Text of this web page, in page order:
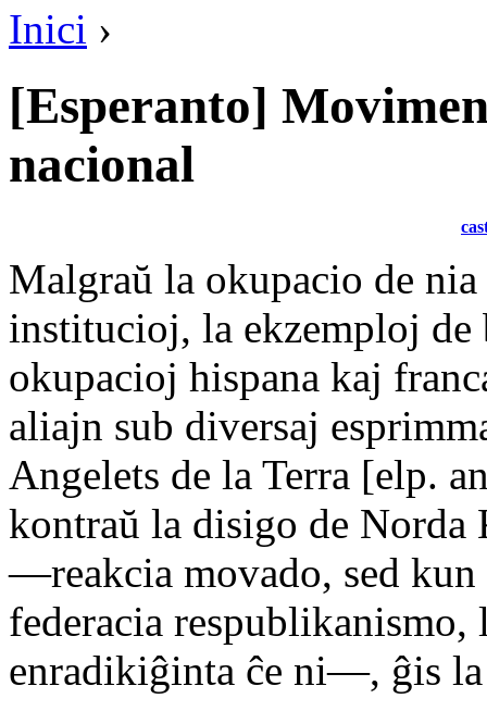
Inici ›
[Esperanto]
nacional
Malgraŭ la okupacio de
institucioj, la ekzemploj de
okupacioj hispana kaj
aliajn sub diversaj
Angelets de la Terra [elp.
kontraŭ la disigo de
―reakcia movado, sed
federacia
enradikiĝinta ĉe ni―, ĝis